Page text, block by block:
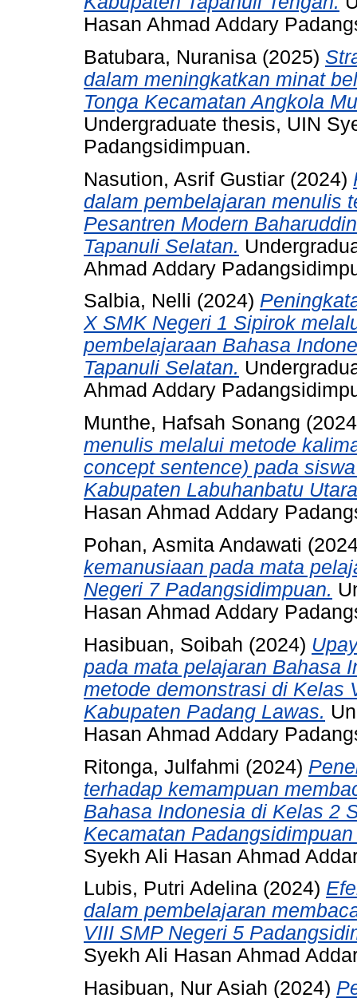
Hasan Ahmad Addary
Batubara, Nuranisa (2025)
dalam meningkatkan minat
Tonga Kecamatan Angkola
Undergraduate thesis, UIN
Padangsidimpuan.
Nasution, Asrif Gustiar (2024)
dalam pembelajaran menulis
Pesantren Modern
Tapanuli Selatan.
Ahmad Addary
Salbia, Nelli (2024)
X SMK Negeri 1 Sipirok
pembelajaraan Bahasa
Tapanuli Selatan.
Ahmad Addary
Munthe, Hafsah Sonang
menulis melalui metode
concept sentence) pada
Kabupaten Labuhanbatu
Hasan Ahmad Addary
Pohan, Asmita Andawati
kemanusiaan pada mata
Negeri 7 Padangsidimpuan.
Hasan Ahmad Addary
Hasibuan, Soibah (2024)
pada mata pelajaran Bahasa
metode demonstrasi di Kelas
Kabupaten Padang Lawas.
Hasan Ahmad Addary
Ritonga, Julfahmi (2024)
terhadap kemampuan
Bahasa Indonesia di Kelas 2
Kecamatan
Syekh Ali Hasan Ahmad
Lubis, Putri Adelina (2024)
dalam pembelajaran
VIII SMP Negeri 5
Syekh Ali Hasan Ahmad
Hasibuan, Nur Asiah (2024)